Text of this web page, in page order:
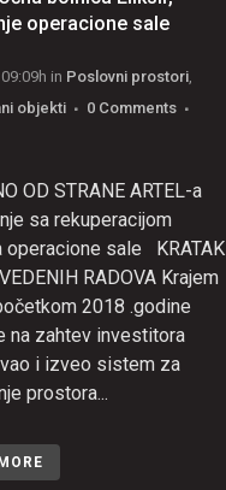
operacione sale
in Poslovni prostori,
objekti
0 Comments
OD STRANE ARTEL-a
sa rekuperacijom
operacione sale KRATAK
RADOVA Krajem
2018 .godine
na zahtev investitora
i izveo sistem za
prostora...